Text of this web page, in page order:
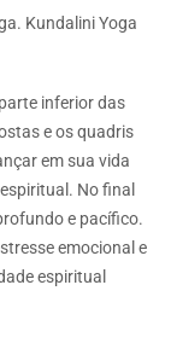
Kundalini Yoga
inferior das
e os quadris
em sua vida
No final
e pacífico.
emocional e
espiritual